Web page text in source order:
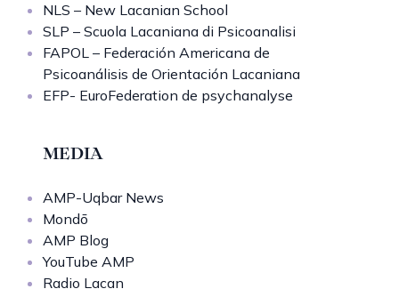
NLS – New Lacanian School
SLP – Scuola Lacaniana di Psicoanalisi
FAPOL – Federación Americana de
Psicoanálisis de Orientación Lacaniana
EFP- EuroFederation de psychanalyse
MEDIA
AMP-Uqbar News
Mondō
AMP Blog
YouTube AMP
Radio Lacan